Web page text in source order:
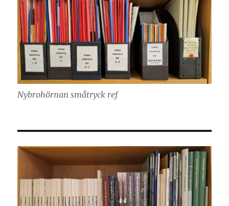
Nybrohörnan småtryck ref